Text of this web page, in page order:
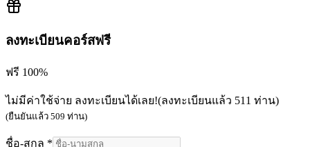
ลงทะเบียนคอร์สฟรี
ฟรี 100%
ไม่มีค่าใช้จ่าย ลงทะเบียนได้เลย!(ลงทะเบียนแล้ว 511 ท่าน)
(ยืนยันแล้ว 509 ท่าน)
ชื่อ-สกุล *